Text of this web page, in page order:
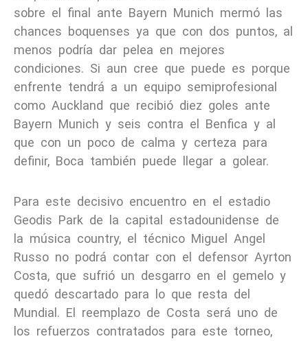
sobre el final ante Bayern Munich mermó las
chances boquenses ya que con dos puntos, al
menos podría dar pelea en mejores
condiciones. Si aun cree que puede es porque
enfrente tendrá a un equipo semiprofesional
como Auckland que recibió diez goles ante
Bayern Munich y seis contra el Benfica y al
que con un poco de calma y certeza para
definir, Boca también puede llegar a golear.
Para este decisivo encuentro en el estadio
Geodis Park de la capital estadounidense de
la música country, el técnico Miguel Angel
Russo no podrá contar con el defensor Ayrton
Costa, que sufrió un desgarro en el gemelo y
quedó descartado para lo que resta del
Mundial. El reemplazo de Costa será uno de
los refuerzos contratados para este torneo,